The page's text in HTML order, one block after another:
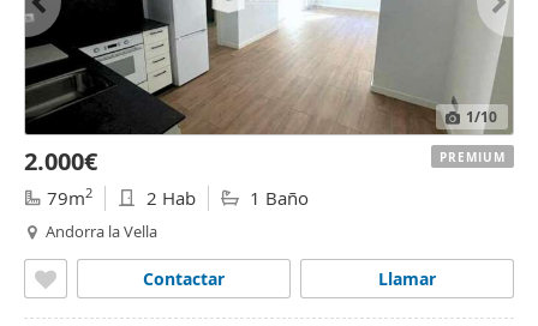
1/10
2.000€
79m2 2 Hab 1 Baño
Andorra la Vella
Llamar
Contactar
PREMIUM